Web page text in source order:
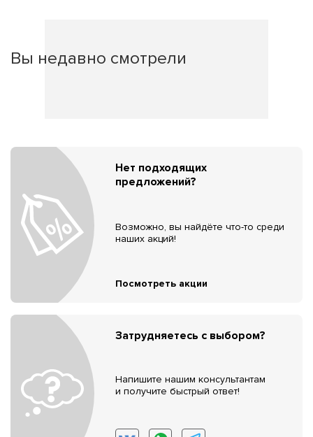
Вы недавно смотрели
Нет подходящих
предложений?
Возможно, вы найдёте что-то среди
наших акций!
Посмотреть акции
Затрудняетесь с выбором?
Напишите нашим консультантам
и получите быстрый ответ!